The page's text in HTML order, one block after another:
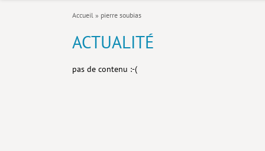
Accueil » pierre soubias
ACTUALITÉ
pas de contenu :-(